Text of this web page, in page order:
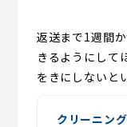
返送まで1週間
きるようにして
をきにしないと
クリーニン